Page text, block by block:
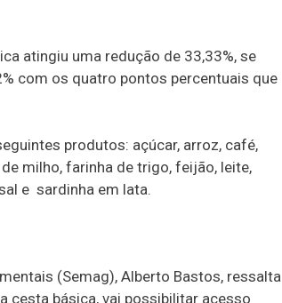
atingiu uma redução de 33,33%, se
com os quatro pontos percentuais que
produtos: açúcar, arroz, café,
milho, farinha de trigo, feijão, leite,
e sardinha em lata.
(Semag), Alberto Bastos, ressalta
cesta básica, vai possibilitar acesso